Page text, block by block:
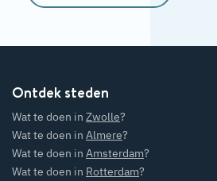
Ontdek steden
Wat te doen in Zwolle?
Wat te doen in Almere?
Wat te doen in Amsterdam?
Wat te doen in Rotterdam?